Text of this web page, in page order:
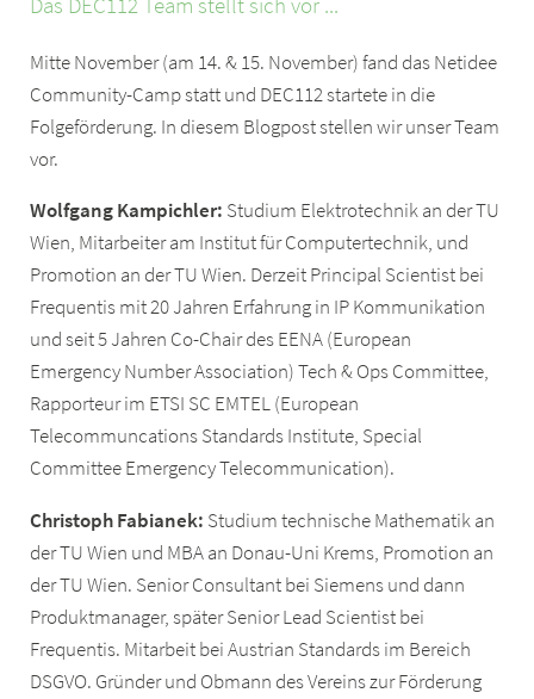
Mitte November (am 14. & 15. November) fand das Netidee
Community-Camp statt und DEC112 startete in die
Folgeförderung. In diesem Blogpost stellen wir unser Team
vor.
Wolfgang Kampichler: Studium Elektrotechnik an der TU
Wien, Mitarbeiter am Institut für Computertechnik, und
Promotion an der TU Wien. Derzeit Principal Scientist bei
Frequentis mit 20 Jahren Erfahrung in IP Kommunikation
und seit 5 Jahren Co-Chair des EENA (European
Emergency Number Association) Tech & Ops Committee,
Rapporteur im ETSI SC EMTEL (European
Telecommuncations Standards Institute, Special
Committee Emergency Telecommunication).
Christoph Fabianek: Studium technische Mathematik an
der TU Wien und MBA an Donau-Uni Krems, Promotion an
der TU Wien. Senior Consultant bei Siemens und dann
Produktmanager, später Senior Lead Scientist bei
Frequentis. Mitarbeit bei Austrian Standards im Bereich
DSGVO. Gründer und Obmann des Vereins zur Förderung